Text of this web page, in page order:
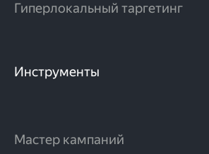
Инструменты
Мастер кампаний
Гиперлокальный таргетинг